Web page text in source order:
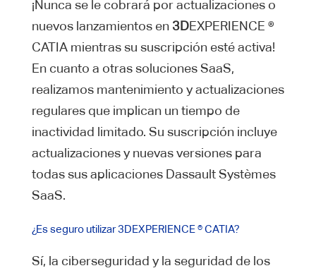
¡Nunca se le cobrará por actualizaciones o
nuevos lanzamientos en 3DEXPERIENCE ®
CATIA mientras su suscripción esté activa!
En cuanto a otras soluciones SaaS,
realizamos mantenimiento y actualizaciones
regulares que implican un tiempo de
inactividad limitado. Su suscripción incluye
actualizaciones y nuevas versiones para
todas sus aplicaciones Dassault Systèmes
SaaS.
¿Es seguro utilizar 3DEXPERIENCE ® CATIA?
Sí, la ciberseguridad y la seguridad de los